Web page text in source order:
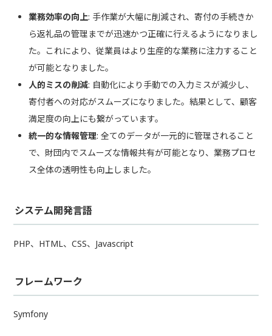
業務効率の向上: 手作業が大幅に削減され、寄付の手続きか
ら返礼品の管理までが迅速かつ正確に行えるようになりまし
た。これにより、従業員はより生産的な業務に注力すること
が可能となりました。
人的ミスの削減: 自動化により手動での入力ミスが減少し、
寄付者への対応がスムーズになりました。結果として、顧客
満足度の向上にも繋がっています。
統一的な情報管理: 全てのデータが一元的に管理されること
で、財団内でスムーズな情報共有が可能となり、業務プロセ
ス全体の透明性も向上しました。
システム開発言語
PHP、HTML、CSS、Javascript
フレームワーク
Symfony